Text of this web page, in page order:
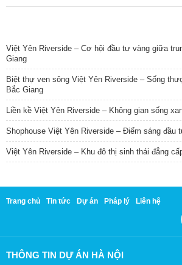
Việt Yên Riverside – Cơ hội đầu tư vàng giữa
Giang
Biệt thự ven sông Việt Yên Riverside – Sống
Bắc Giang
Liền kề Việt Yên Riverside – Không gian sống
Shophouse Việt Yên Riverside – Điểm sáng đầu
Việt Yên Riverside – Khu đô thị sinh thái đẳng
Trang chủ Tin tức Dự án Pháp lý Liên hệ
THÔNG TIN DỰ ÁN HÀ NỘI